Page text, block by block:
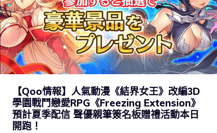
【Qoo情報】人氣動漫《結界女王》改編3D
學園戰鬥戀愛RPG《Freezing Extension》
預計夏季配信 聲優親筆簽名板贈禮活動本日
開跑！